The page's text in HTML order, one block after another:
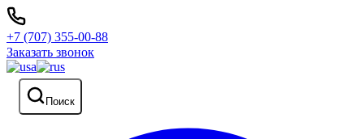
+7 (707) 355-00-88
Заказать звонок
Поиск